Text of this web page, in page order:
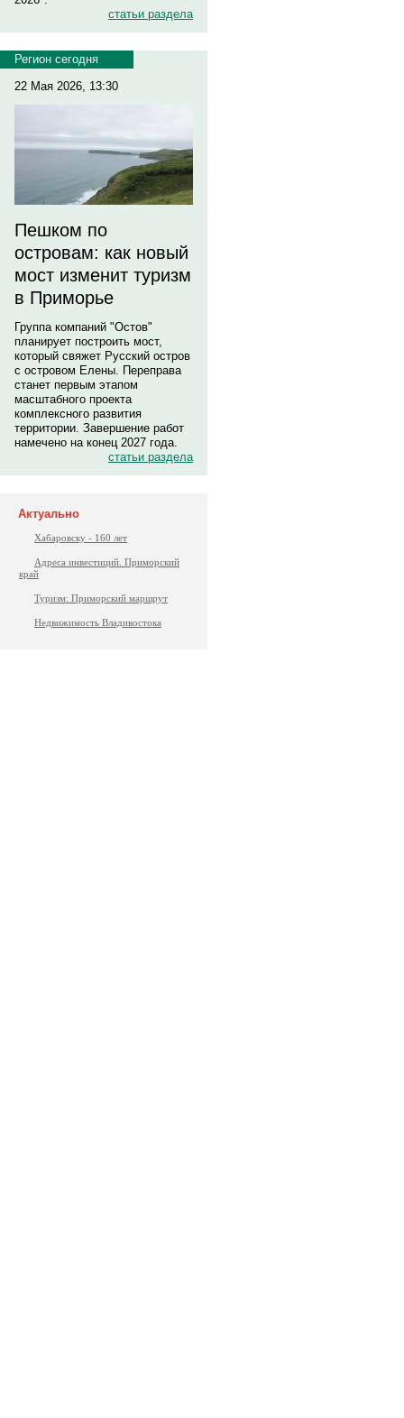
статьи раздела
Регион сегодня
22 Мая 2026, 13:30
Пешком по
островам: как новый
мост изменит туризм
в Приморье
Группа компаний "Остов"
планирует построить мост,
который свяжет Русский остров
с островом Елены. Переправа
станет первым этапом
масштабного проекта
комплексного развития
территории. Завершение работ
намечено на конец 2027 года.
статьи раздела
Актуально
Хабаровску - 160 лет
Адреса инвестиций. Приморский
край
Туризм: Приморский маршрут
Недвижимость Владивостока